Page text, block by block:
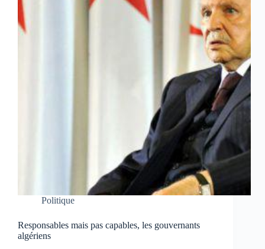
Politique
Responsables mais pas capables, les gouvernants
algériens